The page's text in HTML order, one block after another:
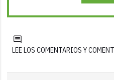
LEE LOS COMENTARIOS Y